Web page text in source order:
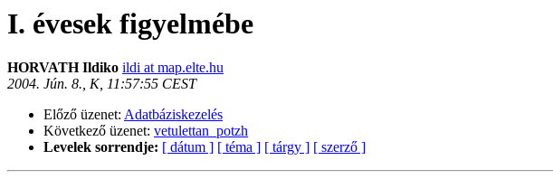
I. évesek figyelmébe
HORVATH Ildiko ildi at map.elte.hu
2004. Jún. 8., K, 11:57:55 CEST
Előző üzenet: Adatbáziskezelés
Következő üzenet: vetulettan_potzh
Levelek sorrendje: [ dátum ] [ téma ] [ tárgy ] [ szerző ]